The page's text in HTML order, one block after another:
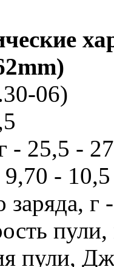
06)
- 25,5 -
- 10,5
заряда, г
пули,